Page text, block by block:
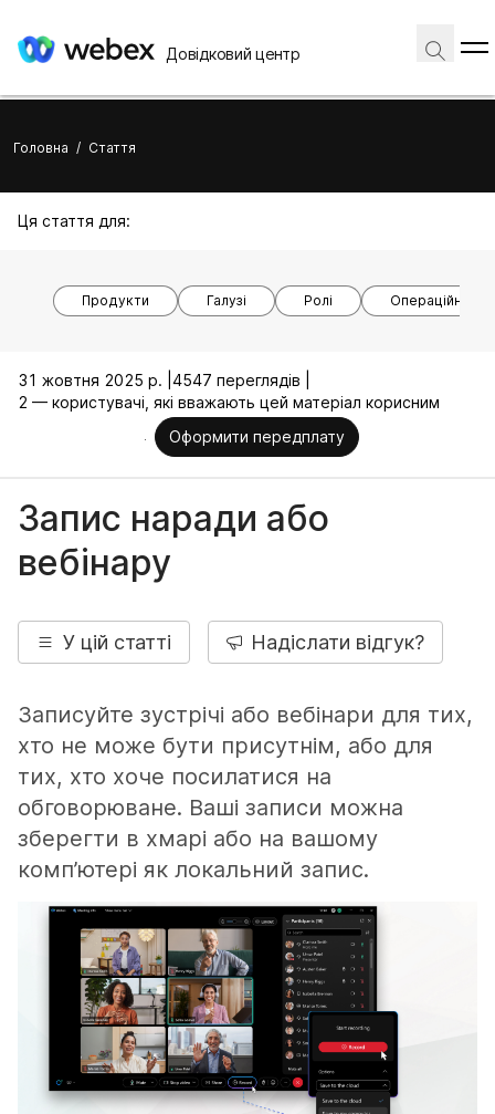
Довідковий центр
Головна / Стаття
Ця стаття для:
Продукти Галузі Ролі Операційні
31 жовтня 2025 р. | 4547 переглядів |
2 — користувачі, які вважають цей матеріал корисним
Оформити передплату
Запис наради або
вебінару
У цій статті Надіслати відгук?
Записуйте зустрічі або вебінари для тих,
хто не може бути присутнім, або для
тих, хто хоче посилатися на
обговорюване. Ваші записи можна
зберегти в хмарі або на вашому
комп’ютері як локальний запис.